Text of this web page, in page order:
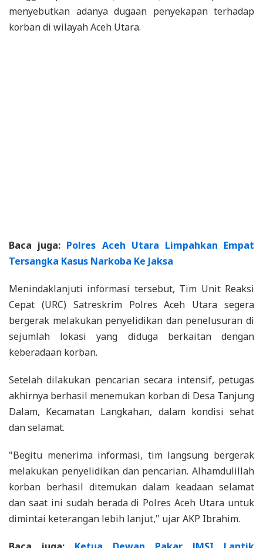
menyebutkan adanya dugaan penyekapan terhadap
korban di wilayah Aceh Utara.
Baca juga: Polres Aceh Utara Limpahkan Empat
Tersangka Kasus Narkoba Ke Jaksa
Menindaklanjuti informasi tersebut, Tim Unit Reaksi
Cepat (URC) Satreskrim Polres Aceh Utara segera
bergerak melakukan penyelidikan dan penelusuran di
sejumlah lokasi yang diduga berkaitan dengan
keberadaan korban.
Setelah dilakukan pencarian secara intensif, petugas
akhirnya berhasil menemukan korban di Desa Tanjung
Dalam, Kecamatan Langkahan, dalam kondisi sehat
dan selamat.
"Begitu menerima informasi, tim langsung bergerak
melakukan penyelidikan dan pencarian. Alhamdulillah
korban berhasil ditemukan dalam keadaan selamat
dan saat ini sudah berada di Polres Aceh Utara untuk
dimintai keterangan lebih lanjut," ujar AKP Ibrahim.